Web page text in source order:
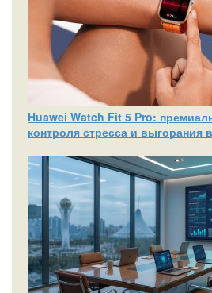
Huawei Watch Fit 5 Pro:
контроля стресса и